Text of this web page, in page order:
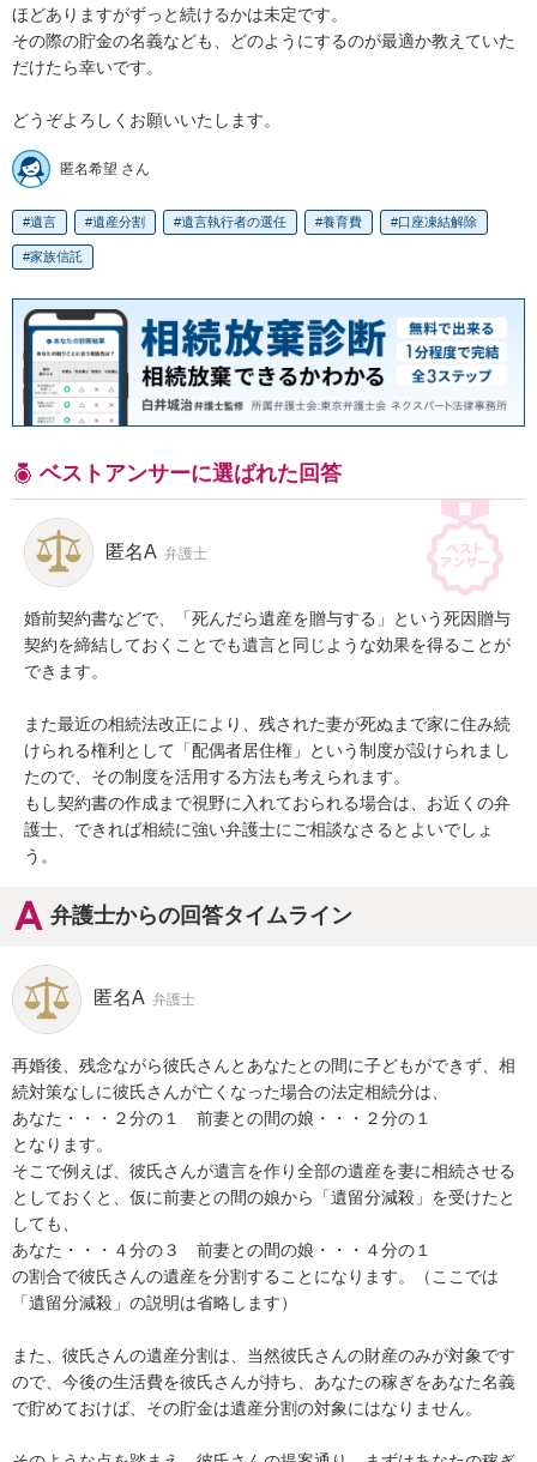
ほどありますがずっと続けるかは未定です。
その際の貯金の名義なども、どのようにするのが最適か教えていた
だけたら幸いです。
匿名希望 さん
遺言 遺産分割 遺言執行者の選任 養育費 口座凍結解除
家族信託
ベストアンサーに選ばれた回答
匿名A 弁護士
婚前契約書などで、「死んだら遺産を贈与する」という死因贈与
契約を締結しておくことでも遺言と同じような効果を得ることが
できます。
また最近の相続法改正により、残された妻が死ぬまで家に住み続
けられる権利として「配偶者居住権」という制度が設けられまし
たので、その制度を活用する方法も考えられます。
もし契約書の作成まで視野に入れておられる場合は、お近くの弁
護士、できれば相続に強い弁護士にご相談なさるとよいでしょ
う。
弁護士からの回答タイムライン
匿名A 弁護士
再婚後、残念ながら彼氏さんとあなたとの間に子どもができず、相
続対策なしに彼氏さんが亡くなった場合の法定相続分は、
あなた・・・２分の１　前妻との間の娘・・・２分の１
となります。
そこで例えば、彼氏さんが遺言を作り全部の遺産を妻に相続させる
としておくと、仮に前妻との間の娘から「遺留分減殺」を受けたと
しても、
あなた・・・４分の３　前妻との間の娘・・・４分の１
の割合で彼氏さんの遺産を分割することになります。（ここでは
「遺留分減殺」の説明は省略します）
また、彼氏さんの遺産分割は、当然彼氏さんの財産のみが対象です
ので、今後の生活費を彼氏さんが持ち、あなたの稼ぎをあなた名義
で貯めておけば、その貯金は遺産分割の対象にはなりません。